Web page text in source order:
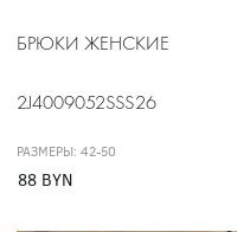
БРЮКИ ЖЕНСКИЕ
2J4009052SSS26
РАЗМЕРЫ: 42-50
88 BYN